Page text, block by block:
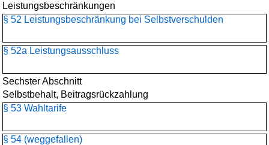
Leistungsbeschränkungen
§ 52 Leistungsbeschränkung bei Selbstverschulden
§ 52a Leistungsausschluss
Sechster Abschnitt
Selbstbehalt, Beitragsrückzahlung
§ 53 Wahltarife
§ 54 (weggefallen)